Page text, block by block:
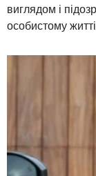
виглядом і
особистому